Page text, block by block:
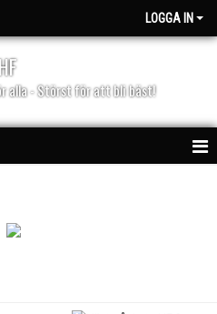
LOGGA IN
alla - Störst för att bli bäst!